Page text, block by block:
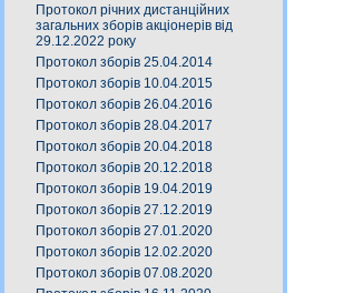
Протокол річних дистанційних
загальних зборів акціонерів від
29.12.2022 року
Протокол зборів 25.04.2014
Протокол зборів 10.04.2015
Протокол зборів 26.04.2016
Протокол зборів 28.04.2017
Протокол зборів 20.04.2018
Протокол зборів 20.12.2018
Протокол зборів 19.04.2019
Протокол зборів 27.12.2019
Протокол зборів 27.01.2020
Протокол зборів 12.02.2020
Протокол зборів 07.08.2020